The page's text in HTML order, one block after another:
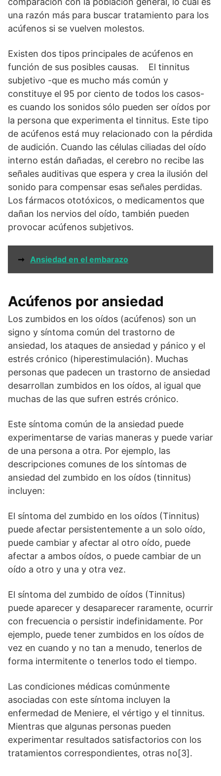
una razón más para buscar tratamiento para los
acúfenos si se vuelven molestos.
Existen dos tipos principales de acúfenos en
función de sus posibles causas. El tinnitus
subjetivo -que es mucho más común y
constituye el 95 por ciento de todos los casos-
es cuando los sonidos sólo pueden ser oídos por
la persona que experimenta el tinnitus. Este tipo
de acúfenos está muy relacionado con la pérdida
de audición. Cuando las células ciliadas del oído
interno están dañadas, el cerebro no recibe las
señales auditivas que espera y crea la ilusión del
sonido para compensar esas señales perdidas.
Los fármacos ototóxicos, o medicamentos que
dañan los nervios del oído, también pueden
provocar acúfenos subjetivos.
➞ Ansiedad en el embarazo
Acúfenos por ansiedad
Los zumbidos en los oídos (acúfenos) son un
signo y síntoma común del trastorno de
ansiedad, los ataques de ansiedad y pánico y el
estrés crónico (hiperestimulación). Muchas
personas que padecen un trastorno de ansiedad
desarrollan zumbidos en los oídos, al igual que
muchas de las que sufren estrés crónico.
Este síntoma común de la ansiedad puede
experimentarse de varias maneras y puede variar
de una persona a otra. Por ejemplo, las
descripciones comunes de los síntomas de
ansiedad del zumbido en los oídos (tinnitus)
incluyen:
El síntoma del zumbido en los oídos (Tinnitus)
puede afectar persistentemente a un solo oído,
puede cambiar y afectar al otro oído, puede
afectar a ambos oídos, o puede cambiar de un
oído a otro y una y otra vez.
El síntoma del zumbido de oídos (Tinnitus)
puede aparecer y desaparecer raramente, ocurrir
con frecuencia o persistir indefinidamente. Por
ejemplo, puede tener zumbidos en los oídos de
vez en cuando y no tan a menudo, tenerlos de
forma intermitente o tenerlos todo el tiempo.
Las condiciones médicas comúnmente
asociadas con este síntoma incluyen la
enfermedad de Meniere, el vértigo y el tinnitus.
Mientras que algunas personas pueden
experimentar resultados satisfactorios con los
tratamientos correspondientes, otras no[3].